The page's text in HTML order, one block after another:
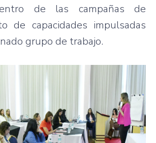
de las campañas de
de capacidades impulsadas
grupo de trabajo.